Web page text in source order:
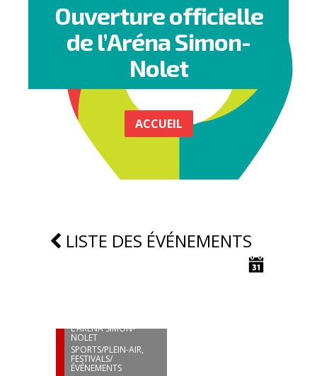
Ouverture officielle
de l’Aréna Simon-
Nolet
ACCUEIL
LISTE DES ÉVÉNEMENTS
L’ARÉNA SIMON-
NOLET
SPORTS/PLEIN-AIR,
FESTIVALS/
ÉVÉNEMENTS